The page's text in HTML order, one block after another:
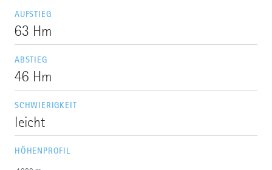
AUFSTIEG
63 Hm
ABSTIEG
46 Hm
SCHWIERIGKEIT
leicht
HÖHENPROFIL